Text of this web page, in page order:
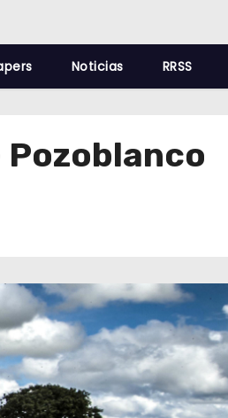
Noticias RRSS
Pozoblanco